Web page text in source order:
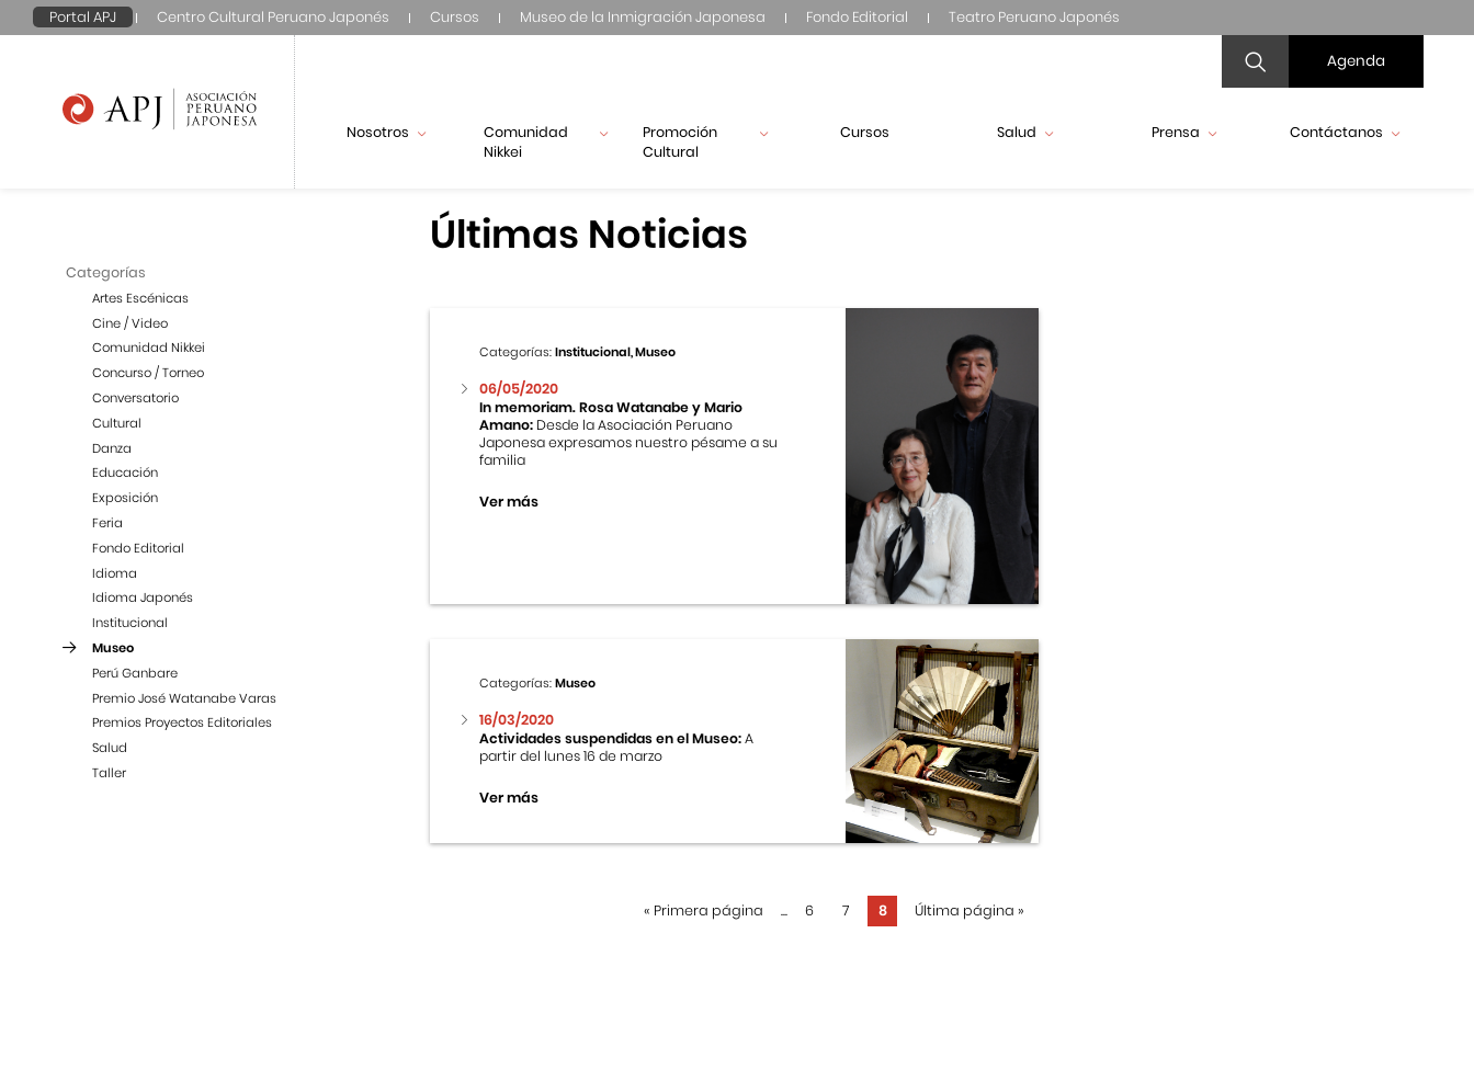
Portal APJ Centro Cultural Peruano Japonés Cursos Museo de la Inmigración Japonesa Fondo Editorial Teatro Peruano Japonés
Agenda
Nosotros
Comunidad
Nikkei
Promoción
Cultural
Cursos Salud Prensa Contáctanos
Categorías
Artes Escénicas
Cine / Video
Comunidad Nikkei
Concurso / Torneo
Conversatorio
Cultural
Danza
Educación
Exposición
Feria
Fondo Editorial
Idioma
Idioma Japonés
Institucional
Museo
Perú Ganbare
Premio José Watanabe Varas
Premios Proyectos Editoriales
Salud
Taller
Últimas Noticias
Categorías:Institucional, Museo
06/05/2020
In memoriam. Rosa Watanabe y Mario
Amano: Desde la Asociación Peruano
Japonesa expresamos nuestro pésame a su
familia
Ver más
Categorías:Museo
16/03/2020
Actividades suspendidas en el Museo:A
partir del lunes 16 de marzo
Ver más
« Primera página ... 6 7 8 Última página »